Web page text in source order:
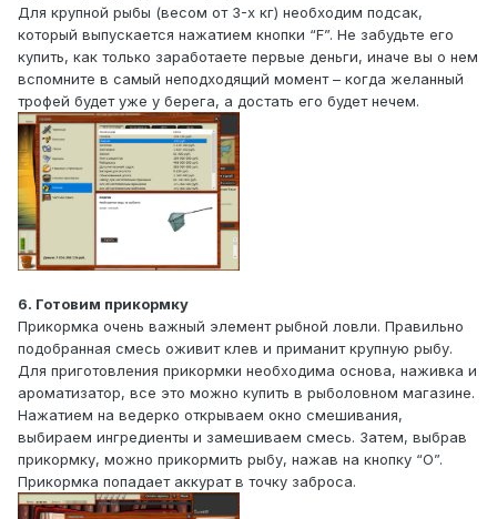
Для крупной рыбы (весом от 3-х кг) необходим подсак,
который выпускается нажатием кнопки “F”. Не забудьте его
купить, как только заработаете первые деньги, иначе вы о нем
вспомните в самый неподходящий момент – когда желанный
трофей будет уже у берега, а достать его будет нечем.
6. Готовим прикормку
Прикормка очень важный элемент рыбной ловли. Правильно
подобранная смесь оживит клев и приманит крупную рыбу.
Для приготовления прикормки необходима основа, наживка и
ароматизатор, все это можно купить в рыболовном магазине.
Нажатием на ведерко открываем окно смешивания,
выбираем ингредиенты и замешиваем смесь. Затем, выбрав
прикормку, можно прикормить рыбу, нажав на кнопку “O”.
Прикормка попадает аккурат в точку заброса.